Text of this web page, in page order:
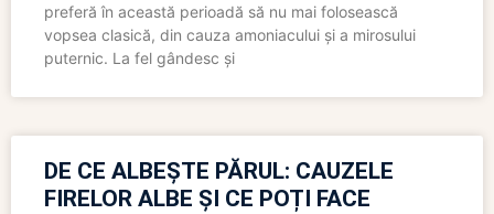
preferă în această perioadă să nu mai folosească
vopsea clasică, din cauza amoniacului și a mirosului
puternic. La fel gândesc și
DE CE ALBEȘTE PĂRUL: CAUZELE
FIRELOR ALBE ȘI CE POȚI FACE